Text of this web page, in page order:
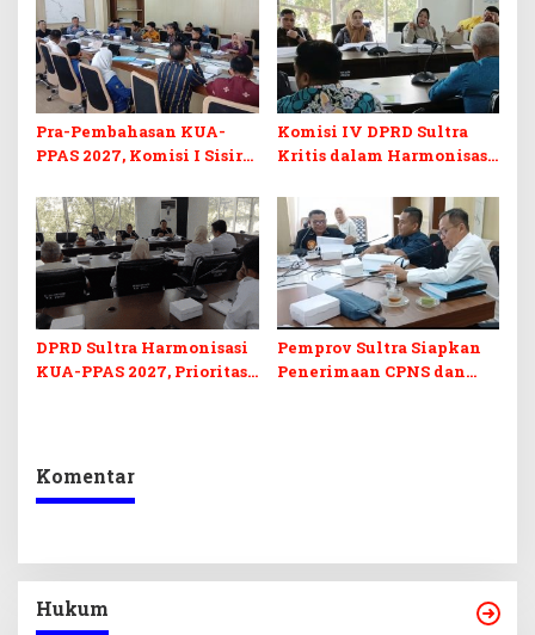
Pra-Pembahasan KUA-
PPAS 2027, Komisi I Sisir
Berkelanjutan
Komisi IV DPRD Sultra
Kritis dalam Harmonisasi
Perubahan APBD 2026
DPRD Sultra Harmonisasi
KUA-PPAS 2027, Prioritas
Pemprov Sultra Siapkan
Penerimaan CPNS dan
Komentar
Hukum